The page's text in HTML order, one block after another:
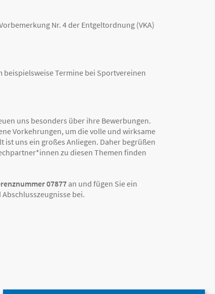
Nr. 4 der Entgeltordnung (VKA)
Termine bei Sportvereinen
uns besonders über ihre Bewerbungen.
Vorkehrungen, um die volle und wirksame
uns ein großes Anliegen. Daher begrüßen
zu diesen Themen finden
07877 an und fügen Sie ein
bei.